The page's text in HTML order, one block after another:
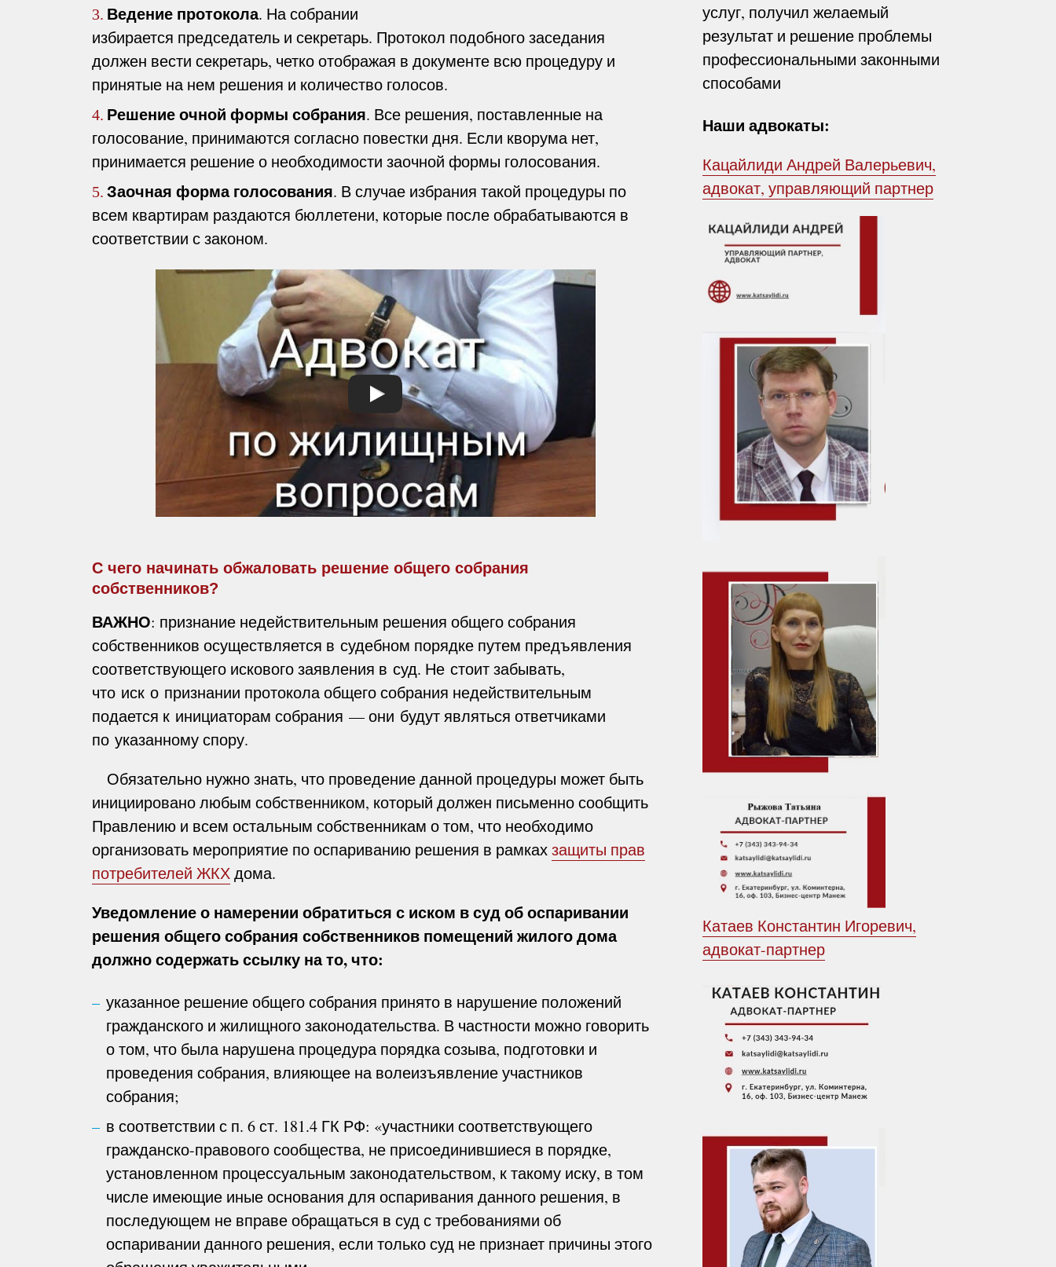
услуг, получил желаемый
результат и решение проблемы
профессиональными законными
способами
Наши адвокаты:
Кацайлиди Андрей Валерьевич,
адвокат, управляющий партнер
Катаев Константин Игоревич,
адвокат-партнер
3. Ведение протокола. На собрании
избирается председатель и секретарь. Протокол подобного заседания
должен вести секретарь, четко отображая в документе всю процедуру и
принятые на нем решения и количество голосов.
4. Решение очной формы собрания. Все решения, поставленные на
голосование, принимаются согласно повестки дня. Если кворума нет,
принимается решение о необходимости заочной формы голосования.
5. Заочная форма голосования. В случае избрания такой процедуры по
всем квартирам раздаются бюллетени, которые после обрабатываются в
соответствии с законом.
С чего начинать обжаловать решение общего собрания
собственников?
ВАЖНО: признание недействительным решения общего собрания
собственников осуществляется в судебном порядке путем предъявления
соответствующего искового заявления в суд. Не стоит забывать,
что иск о признании протокола общего собрания недействительным
подается к инициаторам собрания — они будут являться ответчиками
по указанному спору.
Обязательно нужно знать, что проведение данной процедуры может быть
инициировано любым собственником, который должен письменно сообщить
Правлению и всем остальным собственникам о том, что необходимо
организовать мероприятие по оспариванию решения в рамкахзащиты прав
потребителей ЖКХдома.
Уведомление о намерении обратиться с иском в суд об оспаривании
решения общего собрания собственников помещений жилого дома
должно содержать ссылку на то, что:
указанное решение общего собрания принято в нарушение положений
гражданского и жилищного законодательства. В частности можно говорить
о том, что была нарушена процедура порядка созыва, подготовки и
проведения собрания, влияющее на волеизъявление участников
собрания;
в соответствии с п. 6 ст. 181.4 ГК РФ: «участники соответствующего
гражданско-правового сообщества, не присоединившиеся в порядке,
установленном процессуальным законодательством, к такому иску, в том
числе имеющие иные основания для оспаривания данного решения, в
последующем не вправе обращаться в суд с требованиями об
оспаривании данного решения, если только суд не признает причины этого